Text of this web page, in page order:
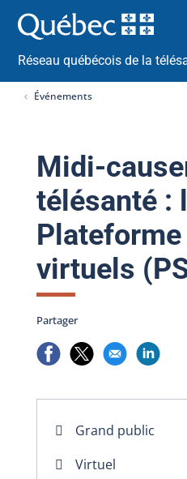
Réseau québécois de la
Événements
Midi-
télésanté :
virtuels
Partager
Grand public
Virtuel